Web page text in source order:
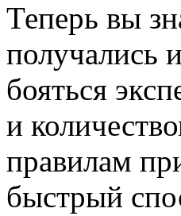
Теперь вы
получались
бояться
и
правилам
быстрый